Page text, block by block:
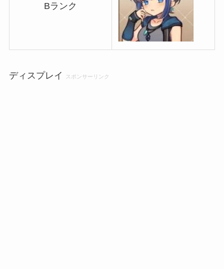
Bランク
ディスプレイ スポンサーリンク